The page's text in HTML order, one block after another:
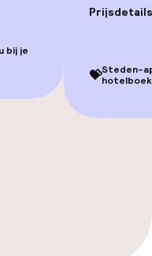
bij je
Prijsdetails
💝Steden-